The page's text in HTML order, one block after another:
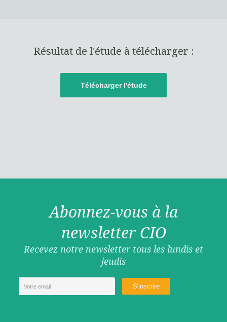
Résultat de l'étude à télécharger :
Télécharger l'étude
Abonnez-vous à la
newsletter CIO
Recevez notre newsletter tous les lundis et
jeudis